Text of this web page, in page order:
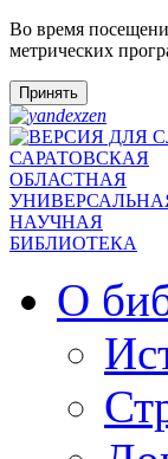
Во время
метрических
Принять
САРАТОВСКАЯ
ОБЛАСТНАЯ
НАУЧНАЯ
БИБЛИОТЕКА
О